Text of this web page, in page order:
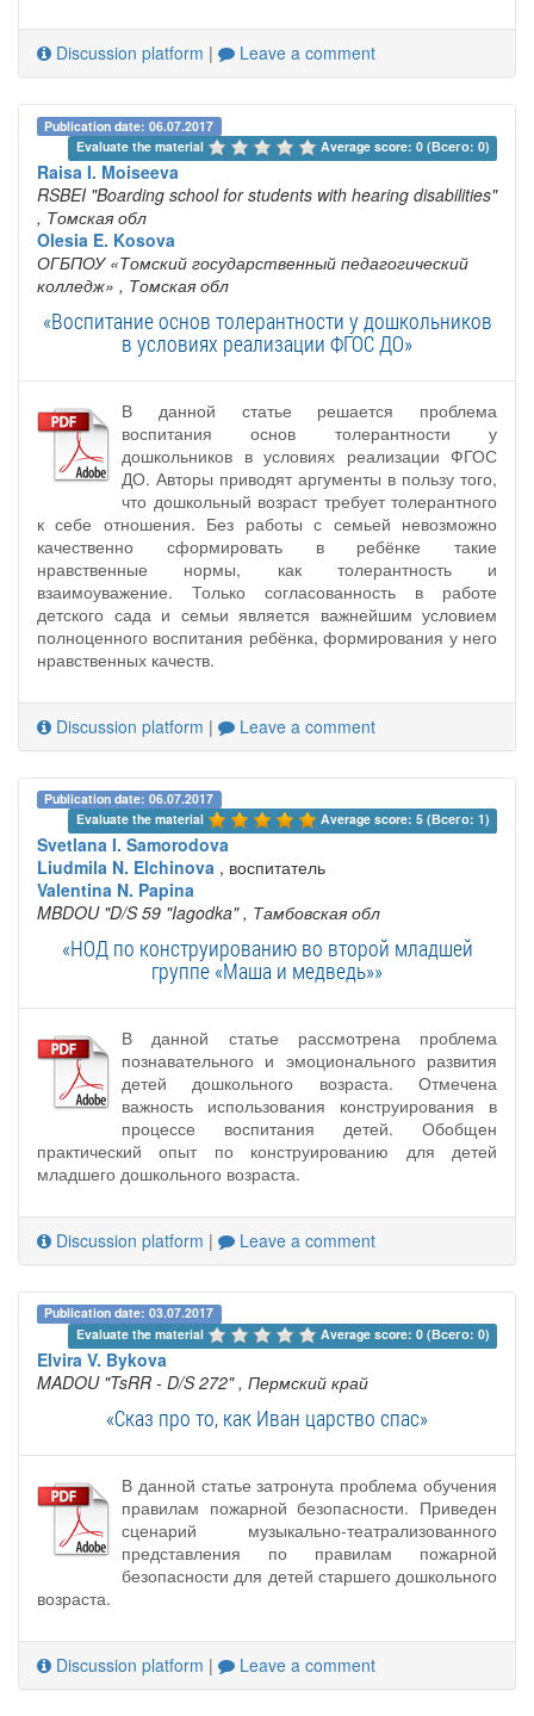
Discussion platform | Leave a comment
Publication date: 06.07.2017
Evaluate the material
Average score: 0 (Всего: 0)
Raisa I. Moiseeva
RSBEI "Boarding school for students with hearing disabilities"
, Томская обл
Olesia E. Kosova
ОГБПОУ «Томский государственный педагогический
колледж» , Томская обл
«Воспитание основ толерантности у дошкольников
в условиях реализации ФГОС ДО»
В данной статье решается проблема
воспитания основ толерантности у
дошкольников в условиях реализации ФГОС
ДО. Авторы приводят аргументы в пользу того,
что дошкольный возраст требует толерантного
к себе отношения. Без работы с семьей невозможно
качественно сформировать в ребёнке такие
нравственные нормы, как толерантность и
взаимоуважение. Только согласованность в работе
детского сада и семьи является важнейшим условием
полноценного воспитания ребёнка, формирования у него
нравственных качеств.
Discussion platform | Leave a comment
Publication date: 06.07.2017
Evaluate the material
Average score: 5 (Всего: 1)
Svetlana I. Samorodova
Liudmila N. Elchinova , воспитатель
Valentina N. Papina
MBDOU "D/S 59 "Iagodka" , Тамбовская обл
«НОД по конструированию во второй младшей
группе «Маша и медведь»»
В данной статье рассмотрена проблема
познавательного и эмоционального развития
детей дошкольного возраста. Отмечена
важность использования конструирования в
процессе воспитания детей. Обобщен
практический опыт по конструированию для детей
младшего дошкольного возраста.
Discussion platform | Leave a comment
Publication date: 03.07.2017
Evaluate the material
Average score: 0 (Всего: 0)
Elvira V. Bykova
MADOU "TsRR - D/S 272" , Пермский край
«Сказ про то, как Иван царство спас»
В данной статье затронута проблема обучения
правилам пожарной безопасности. Приведен
сценарий музыкально-театрализованного
представления по правилам пожарной
безопасности для детей старшего дошкольного
возраста.
Discussion platform | Leave a comment